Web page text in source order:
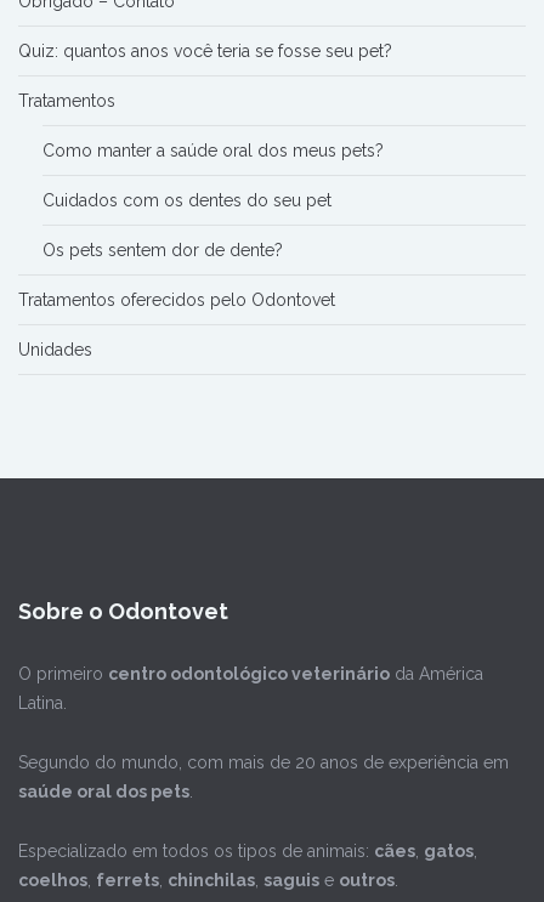
Quiz: quantos anos você teria se fosse seu pet?
Tratamentos
Como manter a saúde oral dos meus pets?
Cuidados com os dentes do seu pet
Os pets sentem dor de dente?
Tratamentos oferecidos pelo Odontovet
Unidades
Sobre o Odontovet
O primeiro centro odontológico veterinário da América
Latina.
Segundo do mundo, com mais de 20 anos de experiência em
saúde oral dos pets
Especializado em todos os tipos de animais: cães gatos
coelhos ferrets chinchilas saguis e outros